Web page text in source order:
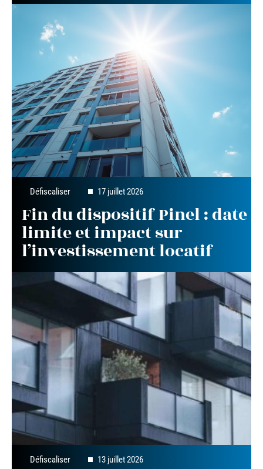
Défiscaliser 17 juillet 2026
Fin du dispositif Pinel : date
limite et impact sur
l’investissement locatif
Défiscaliser 13 juillet 2026